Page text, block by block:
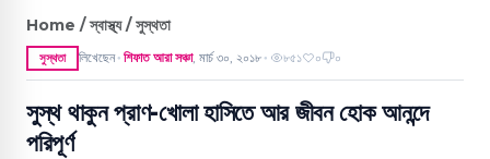
Home / স্বাস্থ্য / সুস্থতা
সুস্থতা লিখেছেন ● শিফাত আরা সঞ্চা, মার্চ ৩০, ২০১৮ ● ৮৫১ ০ ০
সুস্থ থাকুন প্রাণ-খোলা হাসিতে আর জীবন হোক আনন্দে
পরিপূর্ণ